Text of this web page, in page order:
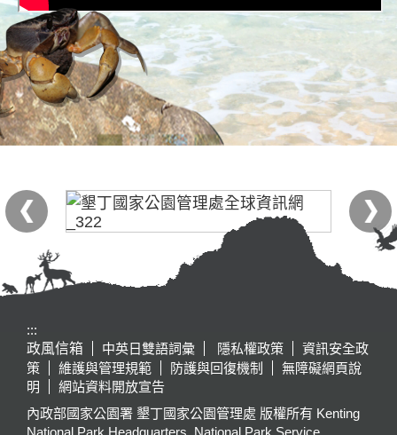
:::
政風信箱
中英日雙語詞彙 隱私權政策
資訊安全政
策
維護與管理規範 防護與回復機制
無障礙網頁說
明
網站資料開放宣告
內政部國家公園署 墾丁國家公園管理處 版權所有 Kenting
National Park Headquarters, National Park Service,